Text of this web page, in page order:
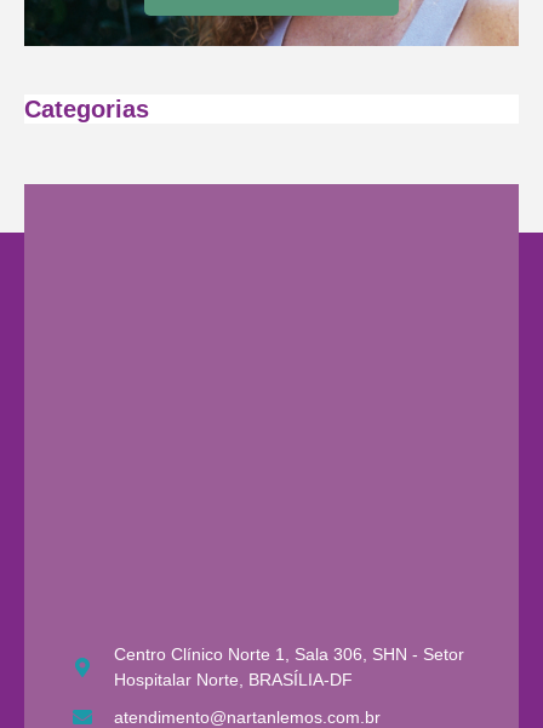
Categorias
Centro Clínico Norte 1, Sala 306, SHN - Setor
Hospitalar Norte, BRASÍLIA-DF
atendimento@nartanlemos.com.br